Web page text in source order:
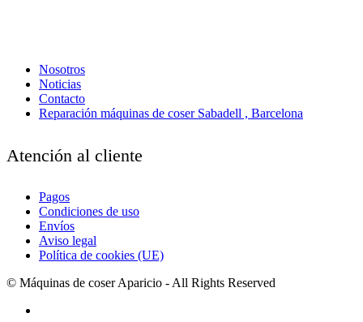
Nosotros
Noticias
Contacto
Reparación máquinas de coser Sabadell , Barcelona
Atención al cliente
Pagos
Condiciones de uso
Envíos
Aviso legal
Política de cookies (UE)
© Máquinas de coser Aparicio - All Rights Reserved